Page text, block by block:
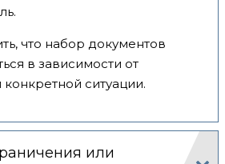
что набор документов
в зависимости от
ситуации.
или